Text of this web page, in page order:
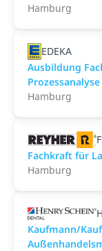
Hamburg
EDEKA
Ausbildung
Hamburg
Fachkraft für
Hamburg
Kaufmann/